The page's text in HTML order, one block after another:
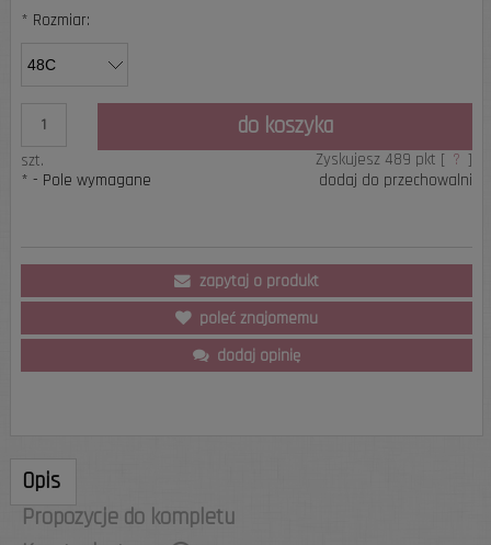
* Rozmiar:
szt.
do koszyka
Zyskujesz 489 pkt [ ? ]
dodaj do przechowalni
* - Pole wymagane
zapytaj o produkt
poleć znajomemu
dodaj opinię
Opis
Propozycje do kompletu